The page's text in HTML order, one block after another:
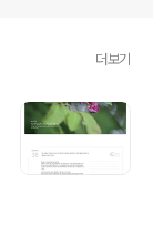
더보기